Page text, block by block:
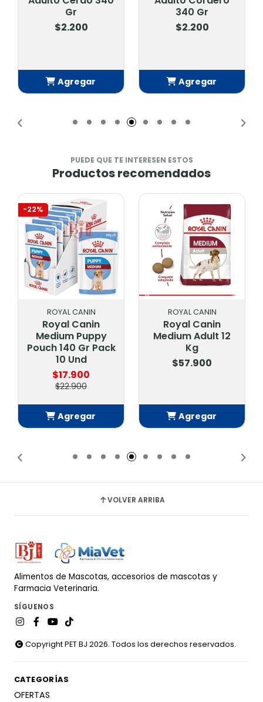
Gr
$2.200
Agregar
340 Gr
$2.200
Agregar
PUEDE QUE TE INTERESEN ESTOS
Productos recomendados
-22%
ROYAL CANIN
Royal Canin
Medium Puppy
Pouch 140 Gr Pack
10 Und
$17.900
$22.900
Agregar
ROYAL CANIN
Royal Canin
Medium Adult 12
Kg
$57.900
Agregar
VOLVER ARRIBA
Alimentos de Mascotas, accesorios de mascotas y
Farmacia Veterinaria.
SÍGUENOS
Copyright PET BJ 2026. Todos los derechos reservados.
CATEGORÍAS
OFERTAS